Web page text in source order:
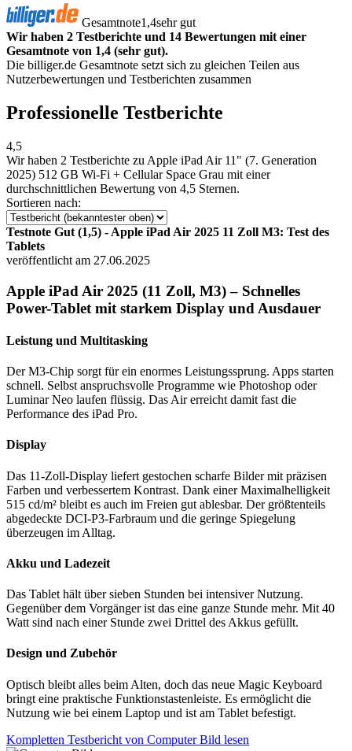
Gesamtnote1,4sehr gut
Wir haben 2 Testberichte und 14 Bewertungen mit einer
Gesamtnote von 1,4 (sehr gut).
Die billiger.de Gesamtnote setzt sich zu gleichen Teilen aus
Nutzerbewertungen und Testberichten zusammen
Professionelle Testberichte
4,5
Wir haben 2 Testberichte zu Apple iPad Air 11" (7. Generation
2025) 512 GB Wi-Fi + Cellular Space Grau mit einer
durchschnittlichen Bewertung von 4,5 Sternen.
Sortieren nach:
Testnote Gut (1,5) - Apple iPad Air 2025 11 Zoll M3: Test des
Tablets
veröffentlicht am 27.06.2025
Apple iPad Air 2025 (11 Zoll, M3) – Schnelles
Power-Tablet mit starkem Display und Ausdauer
Leistung und Multitasking
Der M3-Chip sorgt für ein enormes Leistungssprung. Apps starten
schnell. Selbst anspruchsvolle Programme wie Photoshop oder
Luminar Neo laufen flüssig. Das Air erreicht damit fast die
Performance des iPad Pro.
Display
Das 11-Zoll-Display liefert gestochen scharfe Bilder mit präzisen
Farben und verbessertem Kontrast. Dank einer Maximalhelligkeit
515 cd/m² bleibt es auch im Freien gut ablesbar. Der größtenteils
abgedeckte DCI-P3-Farbraum und die geringe Spiegelung
überzeugen im Alltag.
Akku und Ladezeit
Das Tablet hält über sieben Stunden bei intensiver Nutzung.
Gegenüber dem Vorgänger ist das eine ganze Stunde mehr. Mit 40
Watt sind nach einer Stunde zwei Drittel des Akkus gefüllt.
Design und Zubehör
Optisch bleibt alles beim Alten, doch das neue Magic Keyboard
bringt eine praktische Funktionstastenleiste. Es ermöglicht die
Nutzung wie bei einem Laptop und ist am Tablet befestigt.
Kompletten Testbericht von Computer Bild lesen